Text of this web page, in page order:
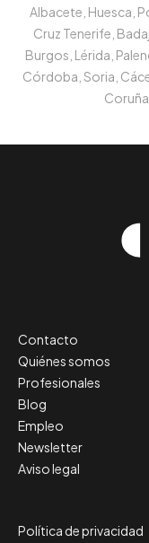
Albacete, Huesca,
Cruz Tenerife,
Burgos, Lérida,
Córdoba, Soria,
Contacto
Quiénes somos
Profesionales
Blog
Empleo
Newsletter
Aviso legal
Política de privacidad